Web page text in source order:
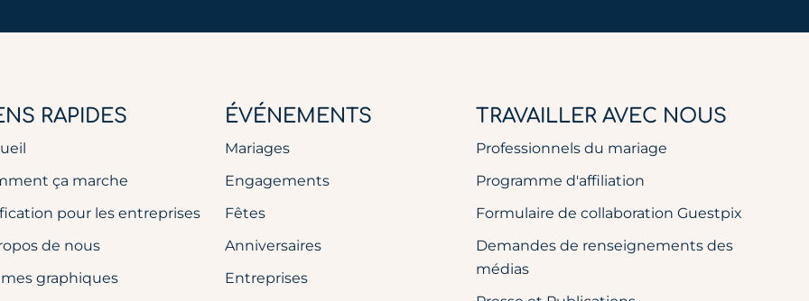
RAPIDES
ça marche
pour les entreprises
de nous
graphiques
ÉVÉNEMENTS
Mariages
Engagements
Fêtes
Anniversaires
Entreprises
TRAVAILLER AVEC NOUS
Professionnels du mariage
Programme d'affiliation
Formulaire de collaboration Guestpix
Demandes de renseignements des
médias